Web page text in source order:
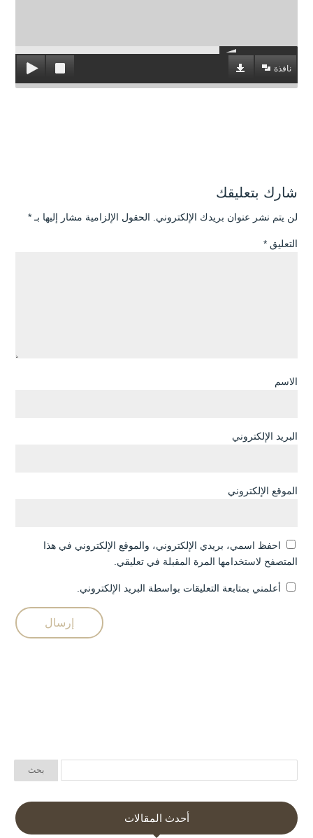
نافذة
شارك بتعليقك
لن يتم نشر عنوان بريدك الإلكتروني. الحقول الإلزامية مشار إليها بـ *
التعليق *
الاسم
البريد الإلكتروني
الموقع الإلكتروني
احفظ اسمي، بريدي الإلكتروني، والموقع الإلكتروني في هذا
المتصفح لاستخدامها المرة المقبلة في تعليقي.
أعلمني بمتابعة التعليقات بواسطة البريد الإلكتروني.
أحدث المقالات